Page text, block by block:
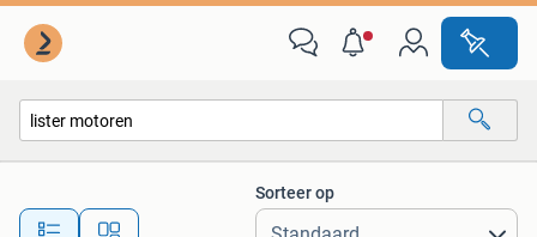
Alle afstanden…
Sorteer op